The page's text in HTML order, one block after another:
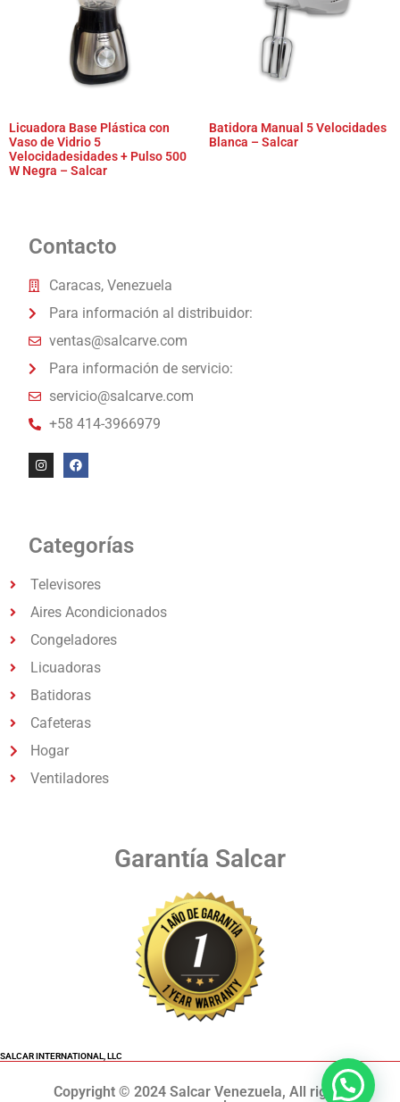
Licuadora Base Plástica con
Vaso de Vidrio 5
Velocidadesidades + Pulso 500
W Negra – Salcar
Batidora Manual 5 Velocidades
Blanca – Salcar
Contacto
Caracas, Venezuela
Para información al distribuidor:
ventas@salcarve.com
Para información de servicio:
servicio@salcarve.com
+58 414-3966979
Categorías
Televisores
Aires Acondicionados
Congeladores
Licuadoras
Batidoras
Cafeteras
Hogar
Ventiladores
Garantía Salcar
SALCAR INTERNATIONAL, LLC
Copyright © 2024 Salcar Venezuela, All rights